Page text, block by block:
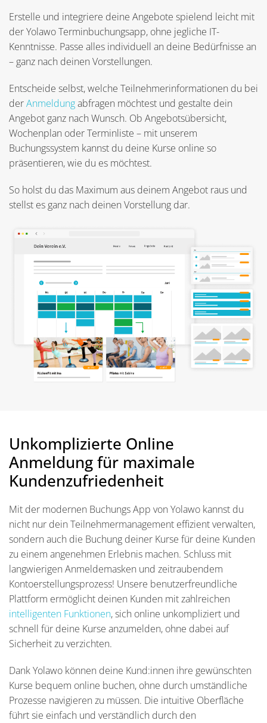
Erstelle und integriere deine Angebote spielend leicht mit
der Yolawo Terminbuchungsapp, ohne jegliche IT-
Kenntnisse. Passe alles individuell an deine Bedürfnisse an
– ganz nach deinen Vorstellungen.
Entscheide selbst, welche Teilnehmerinformationen du bei
derAnmeldungabfragen möchtest und gestalte dein
Angebot ganz nach Wunsch. Ob Angebotsübersicht,
Wochenplan oder Terminliste – mit unserem
Buchungssystem kannst du deine Kurse online so
präsentieren, wie du es möchtest.
So holst du das Maximum aus deinem Angebot raus und
stellst es ganz nach deinen Vorstellung dar.
Unkomplizierte Online
Anmeldung für maximale
Kundenzufriedenheit
Mit der modernen Buchungs App von Yolawo kannst du
nicht nur dein Teilnehmermanagement effizient verwalten,
sondern auch die Buchung deiner Kurse für deine Kunden
zu einem angenehmen Erlebnis machen. Schluss mit
langwierigen Anmeldemasken und zeitraubendem
Kontoerstellungsprozess! Unsere benutzerfreundliche
Plattform ermöglicht deinen Kunden mit zahlreichen
intelligenten Funktionen, sich online unkompliziert und
schnell für deine Kurse anzumelden, ohne dabei auf
Sicherheit zu verzichten.
Dank Yolawo können deine Kund:innen ihre gewünschten
Kurse bequem online buchen, ohne durch umständliche
Prozesse navigieren zu müssen. Die intuitive Oberfläche
führt sie einfach und verständlich durch den